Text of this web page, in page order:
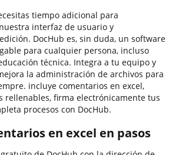
tiempo adicional para
interfaz de usuario y
DocHub es, sin duda, un software
para cualquier persona, incluso
técnica. Integra a tu equipo y
la administración de archivos para
incluye comentarios en excel,
rellenables, firma electrónicamente tus
procesos con DocHub.
en excel en pasos